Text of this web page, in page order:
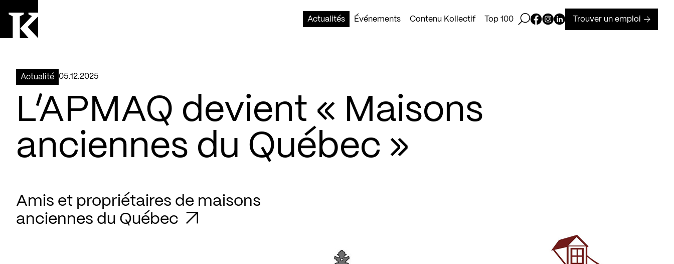
Actualités
Événements Contenu Kollectif Top 100 Ouvrir la barre de recherche
Page Facebook de Kollectif
Page Instagram de Kollectif
Page Linkedin de Kollectif
Trouver un emploi
Actualité 05.12.2025
L’APMAQ devient « Maisons
anciennes du Québec »
Amis et propriétaires de maisons
anciennes du Québec